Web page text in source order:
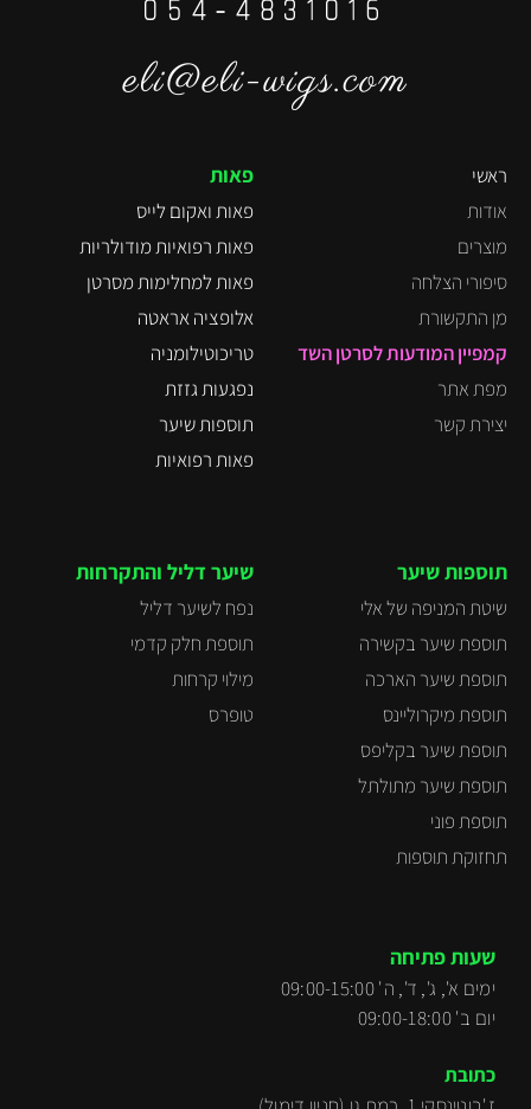
eli@eli-wigs.com
ראשי
אודות
מוצרים
סיפורי הצלחה
מן התקשורת
קמפיין המודעות לסרטן השד
מפת אתר
יצירת קשר
פאות
פאות ואקום לייס
פאות רפואיות מודולריות
פאות למחלימות מסרטן
אלופציה אראטה
טריכוטילומניה
נפגעות גזזת
תוספות שיער
פאות רפואיות
תוספות שיער
שיטת המניפה של אלי
תוספת שיער בקשירה
תוספת שיער הארכה
תוספת מיקרוליינס
תוספת שיער בקליפס
תוספת שיער מתולתל
תוספת פוני
תחזוקת תוספות
שיער דליל והתקרחות
נפח לשיער דליל
תוספת חלק קדמי
מילוי קרחות
טופרס
שעות פתיחה
ימים א', ג', ד', ה' 09:00-15:00
יום ב' 09:00-18:00
כתובת